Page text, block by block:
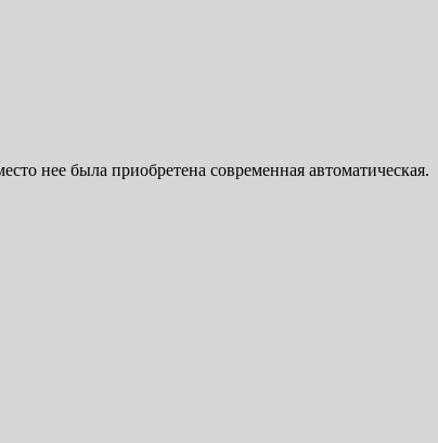
нее была приобретена современная автоматическая.